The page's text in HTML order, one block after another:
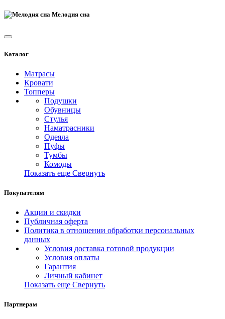
Мелодия сна
Каталог
Матрасы
Кровати
Топперы
Подушки
Обувницы
Стулья
Наматрасники
Одеяла
Пуфы
Тумбы
Комоды
Показать еще Свернуть
Покупателям
Акции и скидки
Публичная оферта
Политика в отношении обработки персональных
данных
Условия доставка готовой продукции
Условия оплаты
Гарантия
Личный кабинет
Показать еще Свернуть
Партнерам